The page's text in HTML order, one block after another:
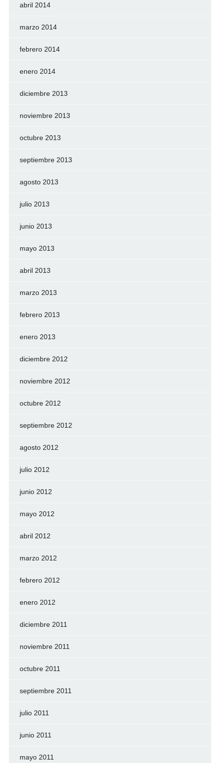
abril 2014
marzo 2014
febrero 2014
enero 2014
diciembre 2013
noviembre 2013
octubre 2013
septiembre 2013
agosto 2013
julio 2013
junio 2013
mayo 2013
abril 2013
marzo 2013
febrero 2013
enero 2013
diciembre 2012
noviembre 2012
octubre 2012
septiembre 2012
agosto 2012
julio 2012
junio 2012
mayo 2012
abril 2012
marzo 2012
febrero 2012
enero 2012
diciembre 2011
noviembre 2011
octubre 2011
septiembre 2011
julio 2011
junio 2011
mayo 2011